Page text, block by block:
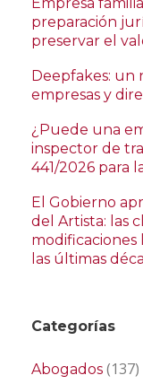
preparación
preservar el
Deepfakes: un
empresas y
¿Puede una
inspector de
441/2026 para
El Gobierno
del Artista: las
las últimas
Categorías
Abogados (137)